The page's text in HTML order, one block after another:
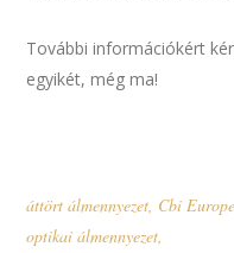
További információkért
egyikét, még ma!
áttört álmennyezet Cbi Europe
optikai álmennyezet